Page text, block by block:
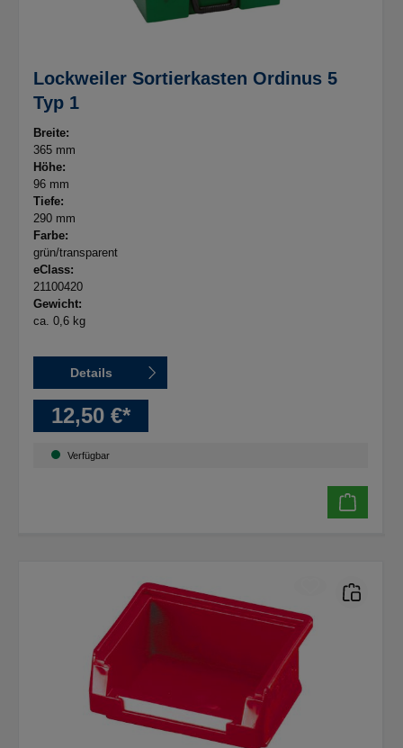
Lockweiler Sortierkasten Ordinus 5
Typ 1
Breite:
365 mm
Höhe:
96 mm
Tiefe:
290 mm
Farbe:
grün/transparent
eClass:
21100420
Gewicht:
ca. 0,6 kg
Details
12,50 €*
Verfügbar